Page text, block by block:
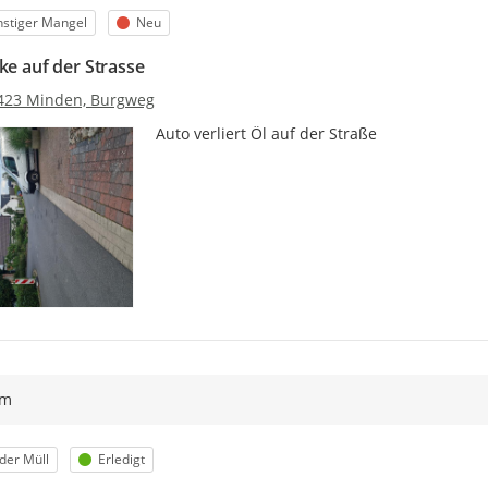
Mangel Status
Neu
auf der Strasse
Minden, Burgweg
Auto verliert Öl auf der Straße
Müll Status
Erledigt